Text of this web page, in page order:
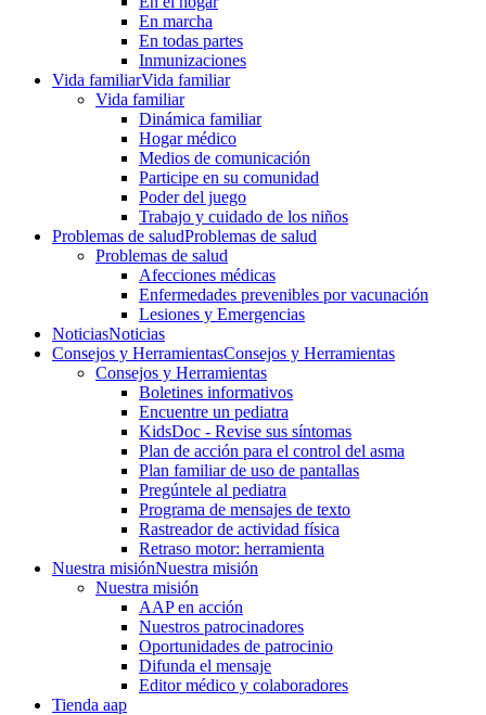
En marcha
En todas partes
Inmunizaciones
Vida familiarVida familiar
Vida familiar
Dinámica familiar
Hogar médico
Medios de comunicación
Participe en su comunidad
Poder del juego
Trabajo y cuidado de los niños
Problemas de saludProblemas de salud
Problemas de salud
Afecciones médicas
Enfermedades prevenibles por vacunación
Lesiones y Emergencias
NoticiasNoticias
Consejos y HerramientasConsejos y Herramientas
Consejos y Herramientas
Boletines informativos
Encuentre un pediatra
KidsDoc - Revise sus síntomas
Plan de acción para el control del asma
Plan familiar de uso de pantallas
Pregúntele al pediatra
Programa de mensajes de texto
Rastre​​ador de activida​d física
Retraso motor: herramienta
Nuestra misiónNuestra misión
Nuestra misión
AAP en acción
Nuestros patrocinadores
Oportunidades de patrocinio
Difunda el mensaje
Editor médico y colaboradores
Tienda aap